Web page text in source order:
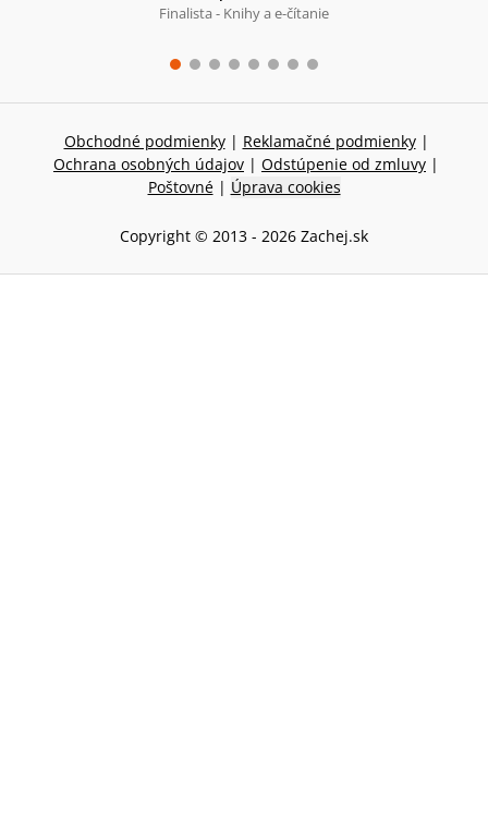
Finalista - Knihy a e-čítanie
Obchodné podmienky | Reklamačné podmienky |
Ochrana osobných údajov | Odstúpenie od zmluvy |
Poštovné | Úprava cookies
Copyright © 2013 - 2026 Zachej.sk